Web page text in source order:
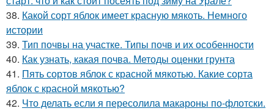
38. Какой сорт яблок имеет красную мякоть. Немного
истории
39. Тип почвы на участке. Типы почв и их особенности
40. Как узнать, какая почва. Методы оценки грунта
41. Пять сортов яблок с красной мякотью. Какие сорта
яблок с красной мякотью?
42. Что делать если я пересолила макароны по-флотски.